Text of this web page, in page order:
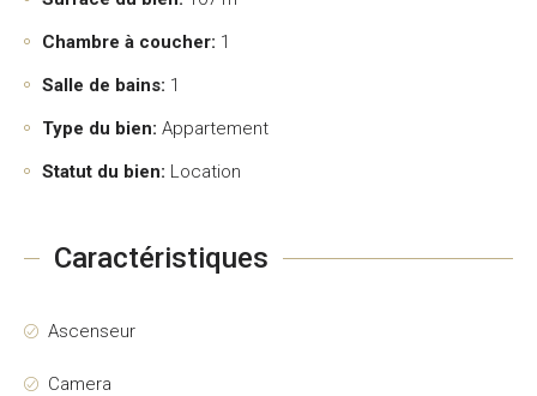
Chambre à coucher: 1
Salle de bains: 1
Type du bien: Appartement
Statut du bien: Location
Caractéristiques
Ascenseur
Camera